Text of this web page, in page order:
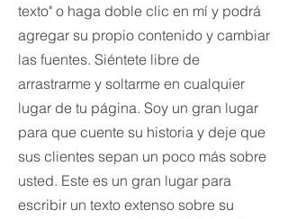
texto" o haga doble clic en mí y podrá
agregar su propio contenido y cambiar
las fuentes. Siéntete libre de
arrastrarme y soltarme en cualquier
lugar de tu página. Soy un gran lugar
para que cuente su historia y deje que
sus clientes sepan un poco más sobre
usted. Este es un gran lugar para
escribir un texto extenso sobre su